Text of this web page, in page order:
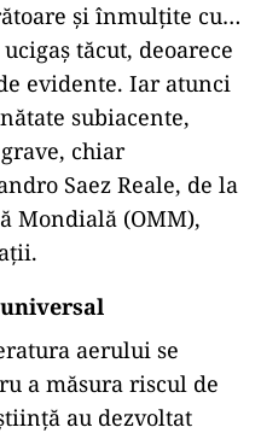
și înmulțite cu…
tăcut, deoarece
evidente. Iar atunci
subiacente,
chiar
Saez Reale, de la
Mondială (OMM),
aerului se
a măsura riscul de
au dezvoltat